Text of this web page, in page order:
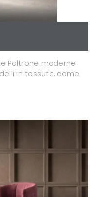
Poltrone moderne
in tessuto, come